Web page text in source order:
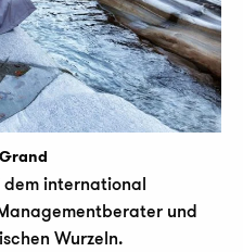
dem international
und
Wurzeln.